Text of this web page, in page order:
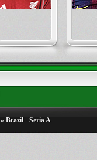
» Brazil - Seria A